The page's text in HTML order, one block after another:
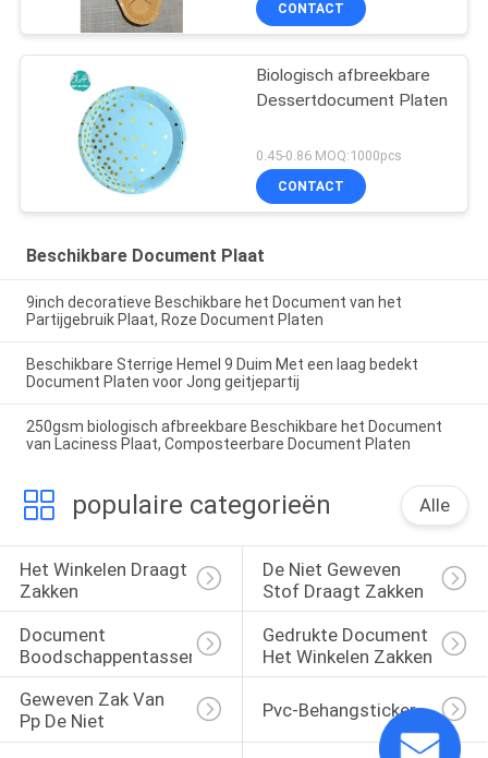
CONTACT
Biologisch afbreekbare
Dessertdocument Platen
0.45-0.86 MOQ:1000pcs
CONTACT
Beschikbare Document Plaat
9inch decoratieve Beschikbare het Document van het
Partijgebruik Plaat, Roze Document Platen
Beschikbare Sterrige Hemel 9 Duim Met een laag bedekt
Document Platen voor Jong geitjepartij
250gsm biologisch afbreekbare Beschikbare het Document
van Laciness Plaat, Composteerbare Document Platen
populaire categorieën Alle
Het Winkelen Draagt
Zakken
De Niet Geweven
Stof Draagt Zakken
Document
Boodschappentassen
Gedrukte Document
Het Winkelen Zakken
Geweven Zak Van
Pp De Niet
Pvc-Behangsticker